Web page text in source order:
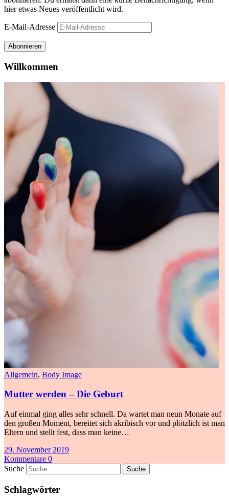
hier etwas Neues veröffentlicht wird.
E-Mail-Adresse
Abonnieren
Willkommen
Allgemein, Body Image
Mutter werden – Die Geburt
Auf einmal ging alles sehr schnell. Da wartet man neun Monate auf
den großen Moment, bereitet sich akribisch vor und plötzlich ist man
Eltern und stellt fest, dass man keine…
29. November 2019
Kommentare 0
Suche
Schlagwörter